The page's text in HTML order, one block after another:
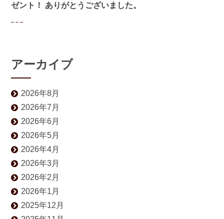
ゼント！ ありがとうございました。
アーカイブ
2026年8月
2026年7月
2026年6月
2026年5月
2026年4月
2026年3月
2026年2月
2026年1月
2025年12月